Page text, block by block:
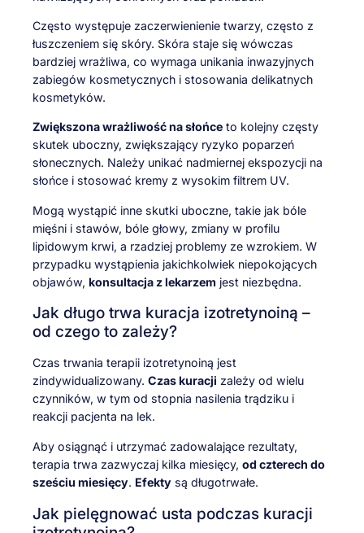
Często występuje zaczerwienienie twarzy, często z
łuszczeniem się skóry. Skóra staje się wówczas
bardziej wrażliwa, co wymaga unikania inwazyjnych
zabiegów kosmetycznych i stosowania delikatnych
kosmetyków.
Zwiększona wrażliwość na słońce to kolejny częsty
skutek uboczny, zwiększający ryzyko poparzeń
słonecznych. Należy unikać nadmiernej ekspozycji na
słońce i stosować kremy z wysokim filtrem UV.
Mogą wystąpić inne skutki uboczne, takie jak bóle
mięśni i stawów, bóle głowy, zmiany w profilu
lipidowym krwi, a rzadziej problemy ze wzrokiem. W
przypadku wystąpienia jakichkolwiek niepokojących
objawów, konsultacja z lekarzem jest niezbędna.
Jak długo trwa kuracja izotretynoiną –
od czego to zależy?
Czas trwania terapii izotretynoiną jest
zindywidualizowany. Czas kuracji zależy od wielu
czynników, w tym od stopnia nasilenia trądziku i
reakcji pacjenta na lek.
Aby osiągnąć i utrzymać zadowalające rezultaty,
terapia trwa zazwyczaj kilka miesięcy, od czterech do
sześciu miesięcy. Efekty są długotrwałe.
Jak pielęgnować usta podczas kuracji